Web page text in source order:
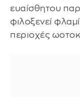
ευαίσθητου
φιλοξενεί
περιοχές